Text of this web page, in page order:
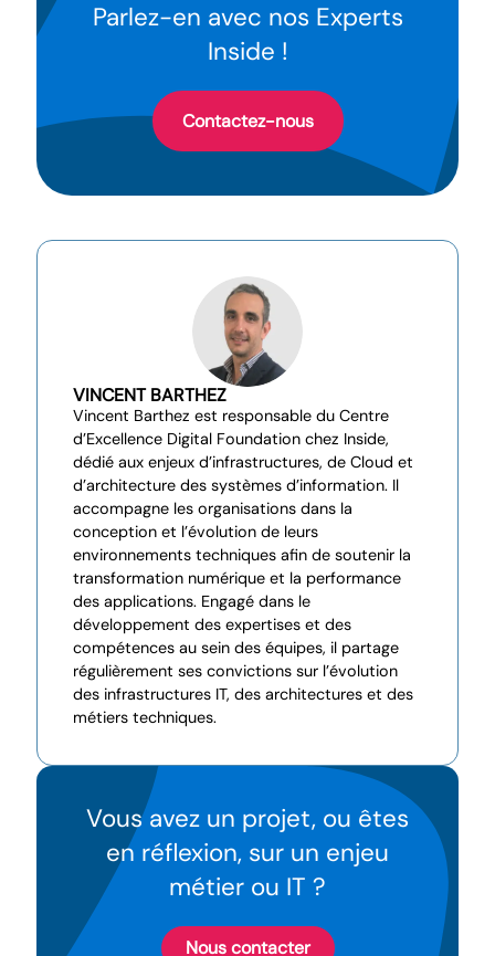
Vous avez un projet, ou êtes
en réflexion, sur un enjeu
métier ou IT ?
Nous contacter
Parlez-en avec nos Experts
Inside !
Contactez-nous
VINCENT BARTHEZ
Vincent Barthez est responsable du Centre
d’Excellence Digital Foundation chez Inside,
dédié aux enjeux d’infrastructures, de Cloud et
d’architecture des systèmes d’information. Il
accompagne les organisations dans la
conception et l’évolution de leurs
environnements techniques afin de soutenir la
transformation numérique et la performance
des applications. Engagé dans le
développement des expertises et des
compétences au sein des équipes, il partage
régulièrement ses convictions sur l’évolution
des infrastructures IT, des architectures et des
métiers techniques.